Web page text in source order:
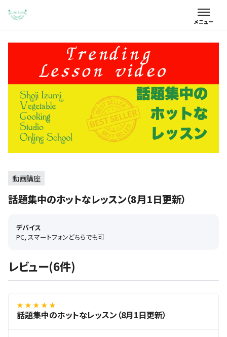
動画講座
話題集中のホットなレッスン（8月1日更新）
デバイス
PC, スマートフォンどちらでも可
レビュー(6件)
★ ★ ★ ★ ★
話題集中のホットなレッスン（8月1日更新）